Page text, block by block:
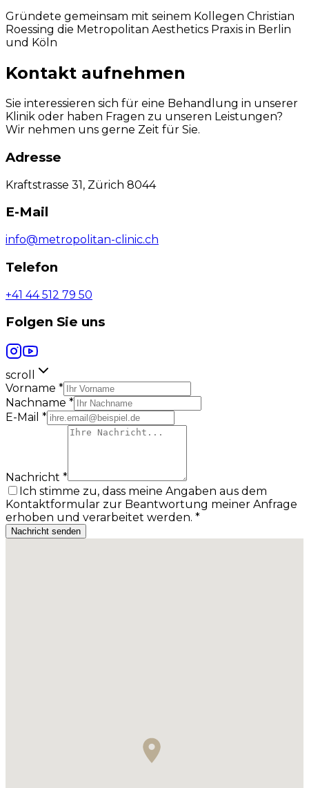
Gründete gemeinsam mit seinem Kollegen Christian
Roessing die Metropolitan Aesthetics Praxis in Berlin
und Köln
Kontakt aufnehmen
Sie interessieren sich für eine Behandlung in unserer
Klinik oder haben Fragen zu unseren Leistungen?
Wir nehmen uns gerne Zeit für Sie.
Adresse
Kraftstrasse 31, Zürich 8044
E-Mail
info@metropolitan-clinic.ch
Telefon
+41 44 512 79 50
Folgen Sie uns
scroll
Vorname *
Nachname *
E-Mail *
Nachricht *
Ich stimme zu, dass meine Angaben aus dem
Kontaktformular zur Beantwortung meiner Anfrage
erhoben und verarbeitet werden. *
Nachricht senden